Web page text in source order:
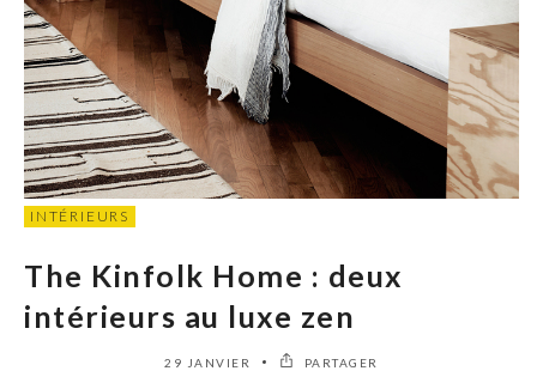
INTÉRIEURS
The Kinfolk Home : deux
intérieurs au luxe zen
29 JANVIER PARTAGER